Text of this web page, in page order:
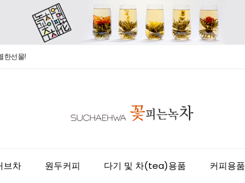
한선물!
브차 원두커피 다기 및 차(tea)용품 커피용품